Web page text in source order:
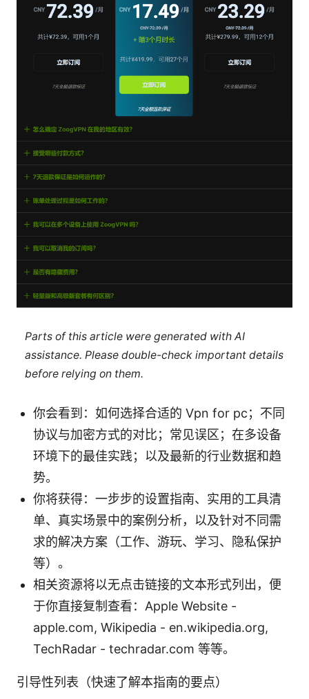
Parts of this article were generated with AI
assistance. Please double-check important details
before relying on them.
你会看到：如何选择合适的 Vpn for pc；不同
协议与加密方式的对比；常见误区；在多设备
环境下的最佳实践；以及最新的行业数据和趋
势。
你将获得：一步步的设置指南、实用的工具清
单、真实场景中的案例分析，以及针对不同需
求的解决方案（工作、游玩、学习、隐私保护
等）。
相关资源将以无点击链接的文本形式列出，便
于你直接复制查看：Apple Website -
apple.com, Wikipedia - en.wikipedia.org,
TechRadar - techradar.com 等等。
引导性列表（快速了解本指南的要点）